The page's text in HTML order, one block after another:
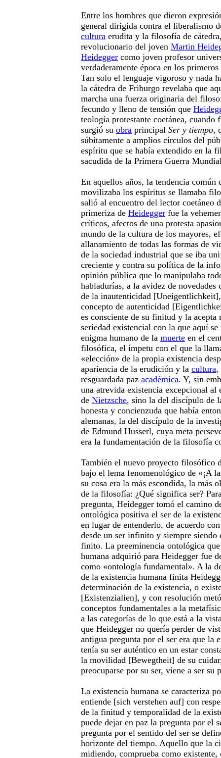
Entre los hombres que dieron
general dirigida contra el liberalismo
cultura erudita y la filosofía de
revolucionario del joven Martin
Heidegger como joven profesor
verdaderamente época en los
Tan solo el lenguaje vigoroso y nada
la cátedra de Friburgo revelaba que
marcha una fuerza originaria del
fecundo y lleno de tensión que
teología protestante coetánea,
surgió su obra principal Ser y tiempo,
súbitamente a amplios círculos del
espíritu que se había extendido en la
sacudida de la Primera Guerra
En aquellos años, la tendencia común
movilizaba los espíritus se llamaba
salió al encuentro del lector coetáneo
primeriza de Heidegger fue la
críticos, afectos de una protesta
mundo de la cultura de los mayores,
allanamiento de todas las formas de
de la sociedad industrial que se iba
creciente y contra su política de la
opinión pública que lo manipulaba
habladurías, a la avidez de novedades
de la inautenticidad
concepto de autenticidad
es consciente de su finitud y la acepta
seriedad existencial con la que aquí
enigma humano de la muerte en el
filosófica, el ímpetu con el que la
«elección» de la propia existencia
apariencia de la erudición y la cultura,
resguardada paz académica. Y, sin
una atrevida existencia excepcional al
de Nietzsche, sino la del discípulo de
honesta y concienzuda que había
alemanas, la del discípulo de la
de Edmund Husserl, cuya meta
era la fundamentación de la filosofía
También el nuevo proyecto filosófico
bajo el lema fenomenológico de «¡A
su cosa era la más escondida, la más
de la filosofía: ¿Qué significa ser?
pregunta, Heidegger tomó el camino
ontológica positiva el ser de la
en lugar de entenderlo, de acuerdo
desde un ser infinito y siempre siendo
finito. La preeminencia ontológica
humana adquirió para Heidegger fue
como «ontología fundamental». A la
de la existencia humana finita
determinación de la existencia, o
[Existenzialien], y con resolución
conceptos fundamentales a la
a las categorías de lo que está a la
que Heidegger no quería perder de
antigua pregunta por el ser era que la
tenía su ser auténtico en un estar
la movilidad [Bewegtheit] de su
preocuparse por su ser, viene a ser su
La existencia humana se caracteriza
entiende [sich verstehen auf] con
de la finitud y temporalidad de la
puede dejar en paz la pregunta por el
pregunta por el sentido del ser se
horizonte del tiempo. Aquello que la
midiendo, comprueba como existente,